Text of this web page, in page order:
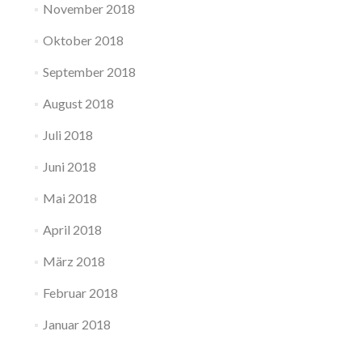
November 2018
Oktober 2018
September 2018
August 2018
Juli 2018
Juni 2018
Mai 2018
April 2018
März 2018
Februar 2018
Januar 2018